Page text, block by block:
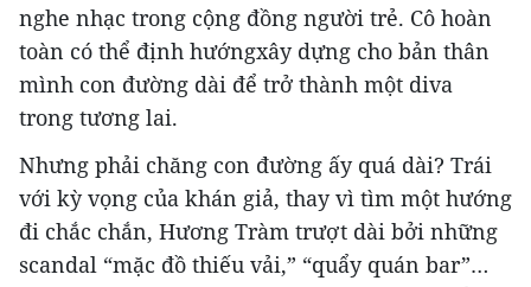
nghe nhạc trong cộng đồng người trẻ. Cô hoàn
toàn có thể định hướngxây dựng cho bản thân
mình con đường dài để trở thành một diva
trong tương lai.
Nhưng phải chăng con đường ấy quá dài? Trái
với kỳ vọng của khán giả, thay vì tìm một hướng
đi chắc chắn, Hương Tràm trượt dài bởi những
scandal “mặc đồ thiếu vải,” “quẩy quán bar”…